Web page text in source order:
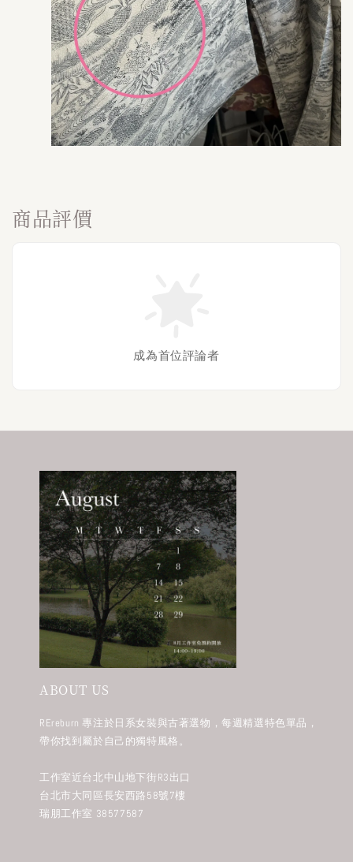
商品評價
成為首位評論者
ABOUT US
REreburn 專注於日系女裝與古著選物，每週精選特色單品，
帶你找到屬於自己的獨特風格。
工作室近台北中山地下街R3出口
台北市大同區長安西路58號7樓
瑞朋工作室 38577587